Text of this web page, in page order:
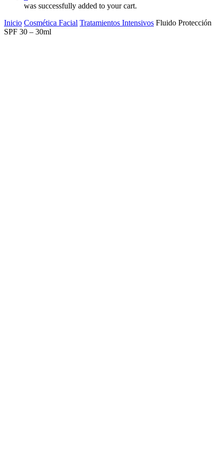
was successfully added to your cart.
Inicio Cosmética Facial Tratamientos Intensivos Fluido Protección
SPF 30 – 30ml